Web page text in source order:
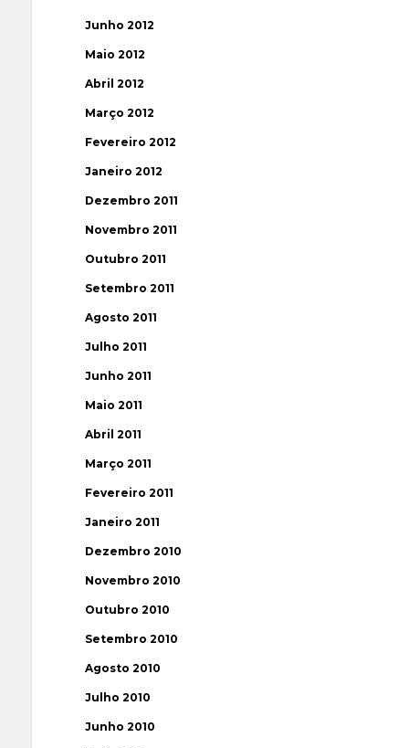
Junho 2012
Maio 2012
Abril 2012
Março 2012
Fevereiro 2012
Janeiro 2012
Dezembro 2011
Novembro 2011
Outubro 2011
Setembro 2011
Agosto 2011
Julho 2011
Junho 2011
Maio 2011
Abril 2011
Março 2011
Fevereiro 2011
Janeiro 2011
Dezembro 2010
Novembro 2010
Outubro 2010
Setembro 2010
Agosto 2010
Julho 2010
Junho 2010